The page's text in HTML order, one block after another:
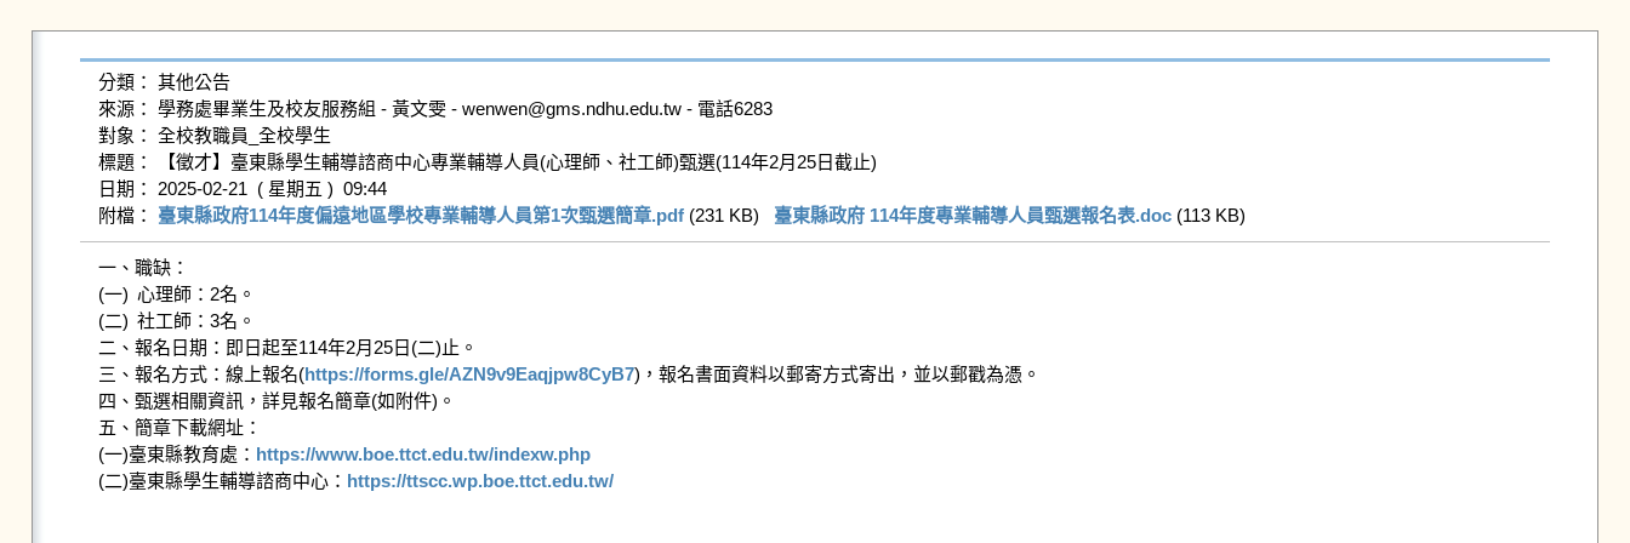
分類： 其他公告
來源： 學務處畢業生及校友服務組 - 黃文雯 - wenwen@gms.ndhu.edu.tw - 電話6283
對象： 全校教職員_全校學生
標題： 【徵才】臺東縣學生輔導諮商中心專業輔導人員(心理師、社工師)甄選(114年2月25日截止)
日期： 2025-02-21  ( 星期五 )  09:44
附檔： 臺東縣政府114年度偏遠地區學校專業輔導人員第1次甄選簡章.pdf (231 KB) 臺東縣政府 114年度專業輔導人員甄選報名表.doc (113 KB)
一、職缺：
(一)	心理師：2名。
(二)	社工師：3名。
二、報名日期：即日起至114年2月25日(二)止。
三、報名方式：線上報名(https://forms.gle/AZN9v9Eaqjpw8CyB7)，報名書面資料以郵寄方式寄出，並以郵戳為憑。
四、甄選相關資訊，詳見報名簡章(如附件)。
五、簡章下載網址：
(一)臺東縣教育處： https://www.boe.ttct.edu.tw/indexw.php
(二)臺東縣學生輔導諮商中心： https://ttscc.wp.boe.ttct.edu.tw/